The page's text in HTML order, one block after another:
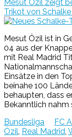
Mesut Özil zeigt
Trikot von
Mesut Özil ist in
04 aus der
mit Real Madrid
Einsätze in den
beinahe 100
behaupten, dass
Bekanntlich nahm
Bundesliga
FC
Özil, Real Madrid,